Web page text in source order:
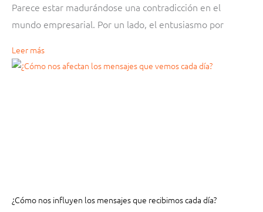
Parece estar madurándose una contradicción en el
mundo empresarial. Por un lado, el entusiasmo por
Leer más
¿Cómo nos influyen los mensajes que recibimos cada día?